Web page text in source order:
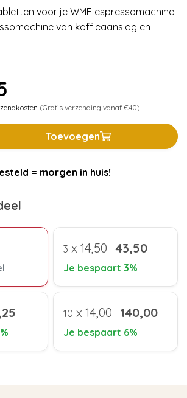
voor je WMF espressomachine.
van koffieaanslag en
(Gratis verzending vanaf €40)
Toevoegen
= morgen in huis!
3 x 14,50 43,50
Je bespaart 3%
10 x 14,00 140,00
Je bespaart 6%